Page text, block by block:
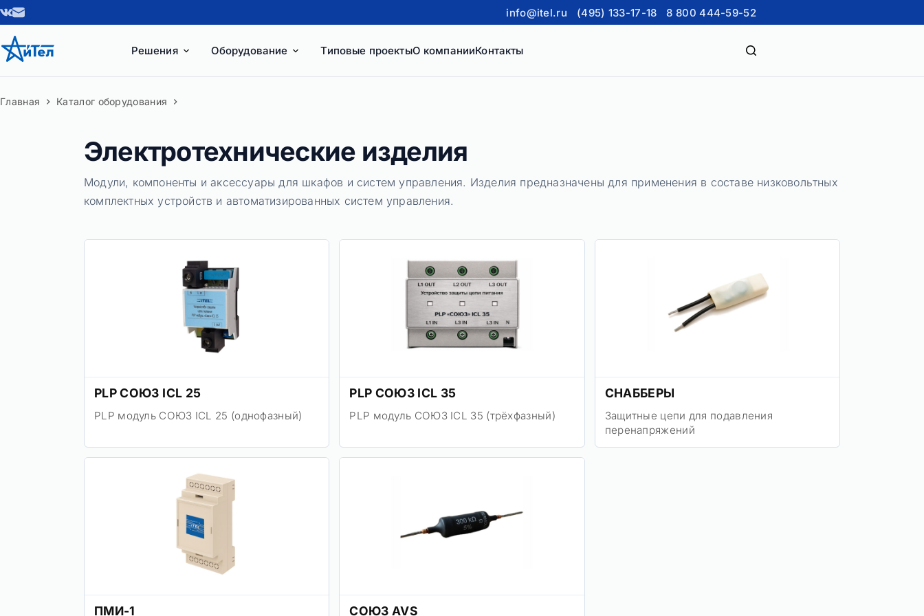
Перейти
к
сути
info@itel.ru (495) 133-17-18 8 800 444-59-52
Решения Оборудование Типовые проектыО компанииКонтакты
Главная Каталог оборудования
Электротехнические изделия
Модули, компоненты и аксессуары для шкафов и систем управления. Изделия предназначены для применения в составе низковольтных
комплектных устройств и автоматизированных систем управления.
PLP СОЮЗ ICL 25
PLP модуль СОЮЗ ICL 25 (однофазный)
PLP СОЮЗ ICL 35
PLP модуль СОЮЗ ICL 35 (трёхфазный)
СНАББЕРЫ
Защитные цепи для подавления
перенапряжений
ПМИ-1 СОЮЗ AVS